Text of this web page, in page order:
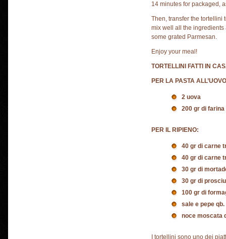
14 minutes for packaged,
Then, transfer the tortellini
mix well all the
some grated Parmesan.
Enjoy your meal!
TORTELLINI FATTI IN
PER LA PASTA
2 uova
200 gr di farina
PER IL RIPIENO:
40 gr di carne
40 gr di carne
30 gr di
30 gr di
100 gr di
sale e pepe qb.
noce moscata
I tortellini sono uno dei